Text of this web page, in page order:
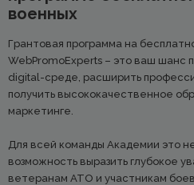
военных
Грантовая программа на
WebPromoExperts – это ваш шанс
digital-среде, расширить
получить высококачественное
маркетинге.
Для всей команды Академии это
возможность выразить глубокое
ветеранам АТО и участникам